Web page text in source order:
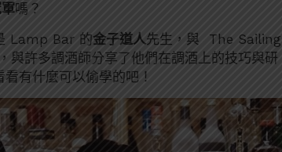
嗎？
Lamp Bar 的金子道人先生，與 The Sailing
許多調酒師分享了他們在調酒上的技巧與研
有什麼可以偷學的吧！